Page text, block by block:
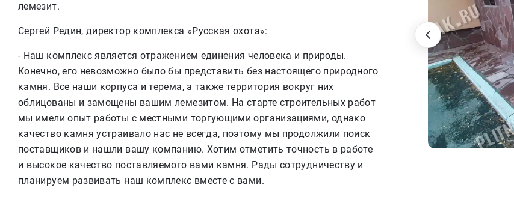
лемезит.
Сергей Редин, директор комплекса «Русская охота»:
- Наш комплекс является отражением единения человека и природы.
Конечно, его невозможно было бы представить без настоящего природного
камня. Все наши корпуса и терема, а также территория вокруг них
облицованы и замощены вашим лемезитом. На старте строительных работ
мы имели опыт работы с местными торгующими организациями, однако
качество камня устраивало нас не всегда, поэтому мы продолжили поиск
поставщиков и нашли вашу компанию. Хотим отметить точность в работе
и высокое качество поставляемого вами камня. Рады сотрудничеству и
планируем развивать наш комплекс вместе с вами.